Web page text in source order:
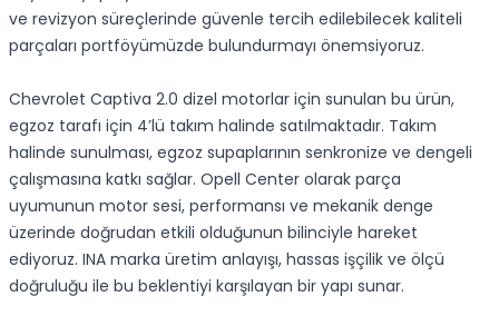
ve revizyon süreçlerinde güvenle tercih edilebilecek kaliteli
parçaları portföyümüzde bulundurmayı önemsiyoruz.
Chevrolet Captiva 2.0 dizel motorlar için sunulan bu ürün,
egzoz tarafı için 4’lü takım halinde satılmaktadır. Takım
halinde sunulması, egzoz supaplarının senkronize ve dengeli
çalışmasına katkı sağlar. Opell Center olarak parça
uyumunun motor sesi, performansı ve mekanik denge
üzerinde doğrudan etkili olduğunun bilinciyle hareket
ediyoruz. INA marka üretim anlayışı, hassas işçilik ve ölçü
doğruluğu ile bu beklentiyi karşılayan bir yapı sunar.